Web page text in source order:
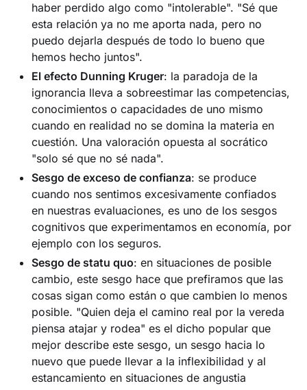
haber perdido algo como "intolerable". "Sé que
esta relación ya no me aporta nada, pero no
puedo dejarla después de todo lo bueno que
hemos hecho juntos".
El efecto Dunning Kruger: la paradoja de la
ignorancia lleva a sobreestimar las competencias,
conocimientos o capacidades de uno mismo
cuando en realidad no se domina la materia en
cuestión. Una valoración opuesta al socrático
"solo sé que no sé nada".
Sesgo de exceso de confianza: se produce
cuando nos sentimos excesivamente confiados
en nuestras evaluaciones, es uno de los sesgos
cognitivos que experimentamos en economía, por
ejemplo con los seguros.
Sesgo de statu quo: en situaciones de posible
cambio, este sesgo hace que prefiramos que las
cosas sigan como están o que cambien lo menos
posible. "Quien deja el camino real por la vereda
piensa atajar y rodea" es el dicho popular que
mejor describe este sesgo, un sesgo hacia lo
nuevo que puede llevar a la inflexibilidad y al
estancamiento en situaciones de angustia